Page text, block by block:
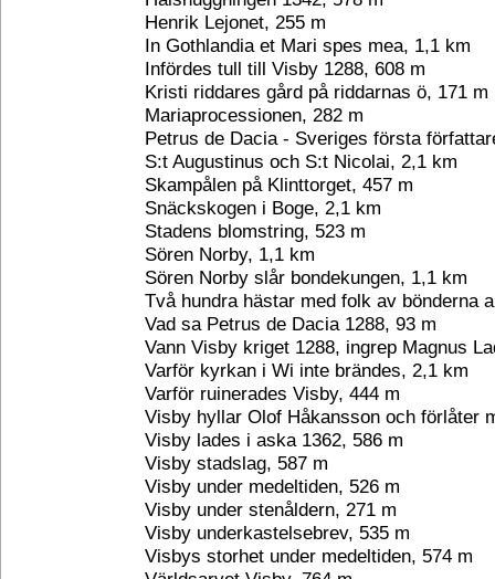
Henrik Lejonet, 255 m
In Gothlandia et Mari spes mea, 1,1 km
Infördes tull till Visby 1288, 608 m
Kristi riddares gård på riddarnas ö, 171 m
Mariaprocessionen, 282 m
Petrus de Dacia - Sveriges första
S:t Augustinus och S:t Nicolai, 2,1 km
Skampålen på Klinttorget, 457 m
Snäckskogen i Boge, 2,1 km
Stadens blomstring, 523 m
Sören Norby, 1,1 km
Sören Norby slår bondekungen, 1,1 km
Två hundra hästar med folk av bönderna
Vad sa Petrus de Dacia 1288, 93 m
Vann Visby kriget 1288, ingrep Magnus
Varför kyrkan i Wi inte brändes, 2,1 km
Varför ruinerades Visby, 444 m
Visby hyllar Olof Håkansson och förlåter
Visby lades i aska 1362, 586 m
Visby stadslag, 587 m
Visby under medeltiden, 526 m
Visby under stenåldern, 271 m
Visby underkastelsebrev, 535 m
Visbys storhet under medeltiden, 574 m